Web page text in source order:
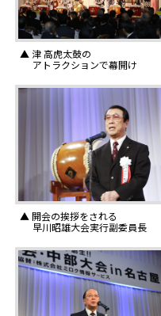
▲ 津 高虎太鼓の
アトラクションで幕開け
▲ 開会の挨拶をされる
早川昭雄大会実行副委員長